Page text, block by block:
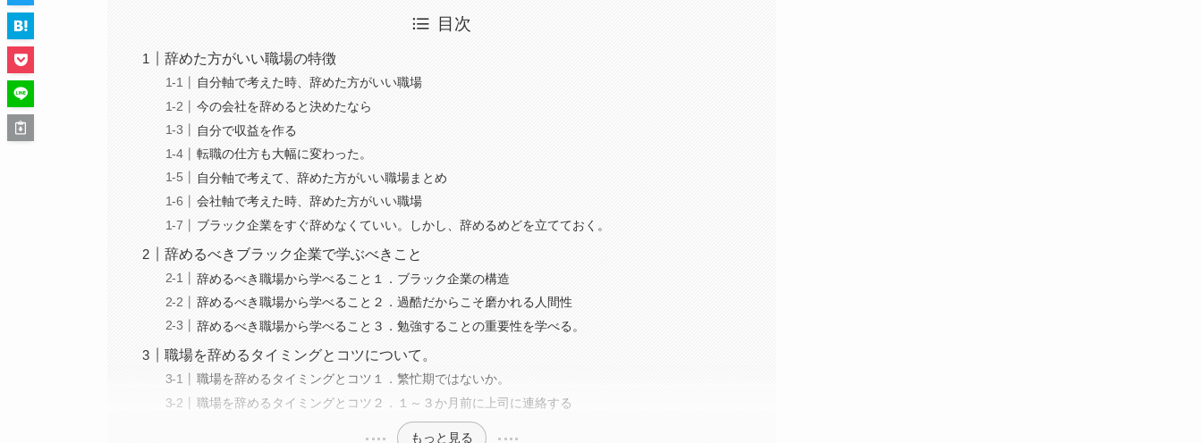
目次
辞めた方がいい職場の特徴
自分軸で考えた時、辞めた方がいい職場
今の会社を辞めると決めたなら
自分で収益を作る
転職の仕方も大幅に変わった。
自分軸で考えて、辞めた方がいい職場まとめ
会社軸で考えた時、辞めた方がいい職場
ブラック企業をすぐ辞めなくていい。しかし、辞めるめどを立てておく。
辞めるべきブラック企業で学ぶべきこと
辞めるべき職場から学べること１．ブラック企業の構造
辞めるべき職場から学べること２．過酷だからこそ磨かれる人間性
辞めるべき職場から学べること３．勉強することの重要性を学べる。
職場を辞めるタイミングとコツについて。
職場を辞めるタイミングとコツ１．繁忙期ではないか。
職場を辞めるタイミングとコツ２．１～３か月前に上司に連絡する
もっと見る